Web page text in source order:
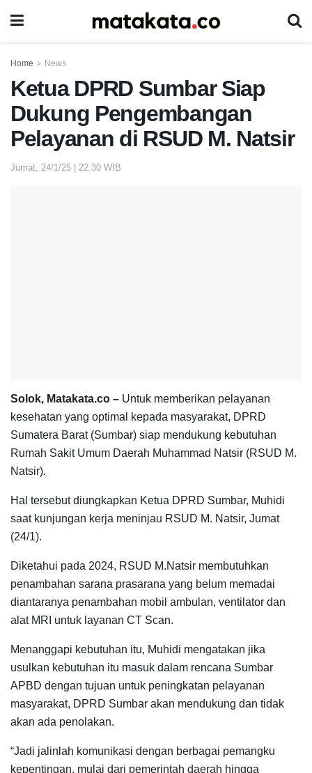
Home News
Ketua DPRD Sumbar Siap
Dukung Pengembangan
Pelayanan di RSUD M. Natsir
Jumat, 24/1/25 | 22:30 WIB
Solok, Matakata.co – Untuk memberikan pelayanan
kesehatan yang optimal kepada masyarakat, DPRD
Sumatera Barat (Sumbar) siap mendukung kebutuhan
Rumah Sakit Umum Daerah Muhammad Natsir (RSUD M.
Natsir).
Hal tersebut diungkapkan Ketua DPRD Sumbar, Muhidi
saat kunjungan kerja meninjau RSUD M. Natsir, Jumat
(24/1).
Diketahui pada 2024, RSUD M.Natsir membutuhkan
penambahan sarana prasarana yang belum memadai
diantaranya penambahan mobil ambulan, ventilator dan
alat MRI untuk layanan CT Scan.
Menanggapi kebutuhan itu, Muhidi mengatakan jika
usulkan kebutuhan itu masuk dalam rencana Sumbar
APBD dengan tujuan untuk peningkatan pelayanan
masyarakat, DPRD Sumbar akan mendukung dan tidak
akan ada penolakan.
“Jadi jalinlah komunikasi dengan berbagai pemangku
kepentingan, mulai dari pemerintah daerah hingga